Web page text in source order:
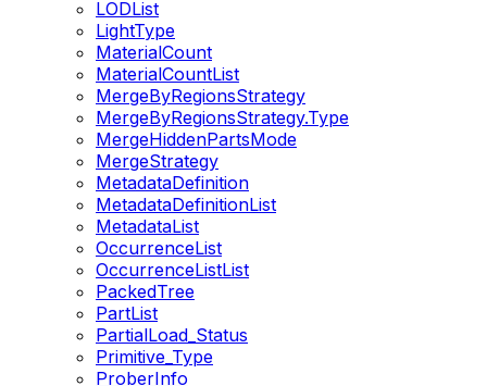
LODList
LightType
MaterialCount
MaterialCountList
MergeByRegionsStrategy
MergeByRegionsStrategy.Type
MergeHiddenPartsMode
MergeStrategy
MetadataDefinition
MetadataDefinitionList
MetadataList
OccurrenceList
OccurrenceListList
PackedTree
PartList
PartialLoad_Status
Primitive_Type
ProberInfo